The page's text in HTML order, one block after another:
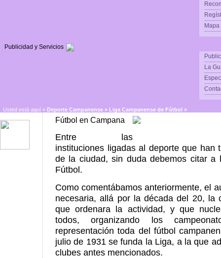
Publicidad y Servicios
La
Usted está aquí » Deporte Campanense » Liga Campanense de Fútbol »
Fútbol en Campana
Entre las
instituciones ligadas al deporte que han
de la ciudad, sin duda debemos citar a
Fútbol.
Como comentábamos anteriormente, el
necesaria, allá por la década del 20, la
que ordenara la actividad, y que
todos, organizando los
representación toda del fútbol
julio de 1931 se funda la Liga, a la que
clubes antes mencionados.